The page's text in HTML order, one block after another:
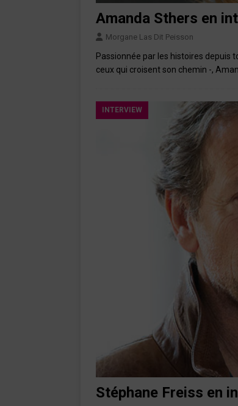
Amanda Sthers en
Morgane Las Dit Peisson
Passionnée par les histoires depuis
ceux qui croisent son chemin -,
INTERVIEW
Stéphane Freiss en